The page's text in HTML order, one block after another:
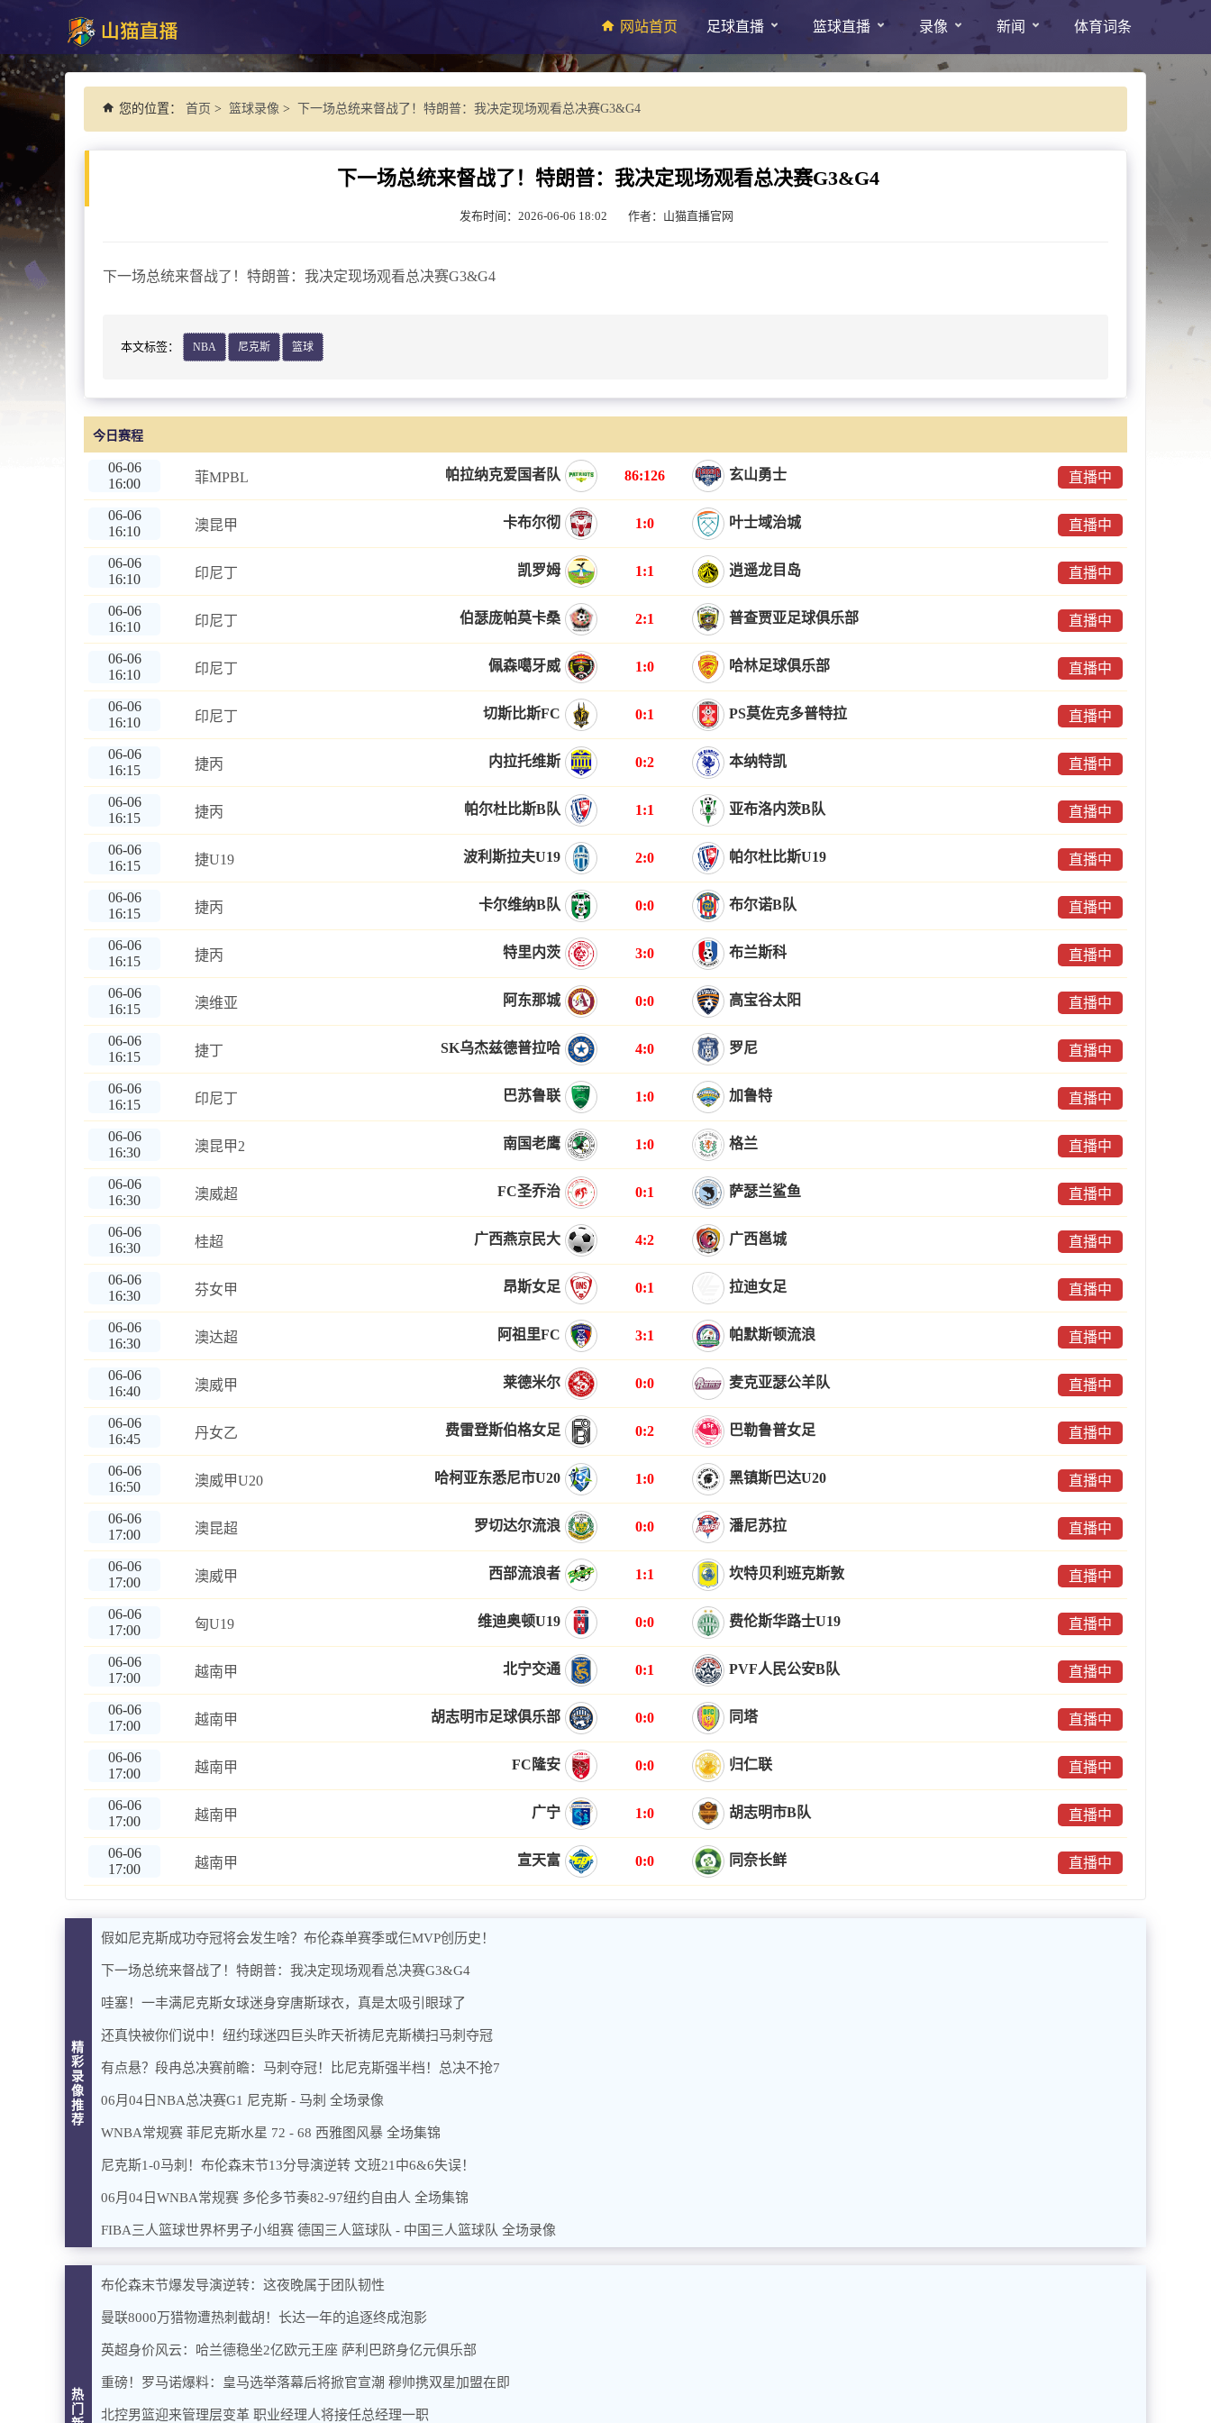
网站首页 足球直播 篮球直播 录像 新闻 体育词条
您的位置： 首页 > 篮球录像 > 下一场总统来督战了！特朗普：我决定现场观看总决赛G3&G4
下一场总统来督战了！特朗普：我决定现场观看总决赛G3&G4
发布时间：2026-06-06 18:02 作者：山猫直播官网
下一场总统来督战了！特朗普：我决定现场观看总决赛G3&G4
本文标签： NBA 尼克斯 篮球
今日赛程
06-06
16:00
菲MPBL 帕拉纳克爱国者队 86:126 玄山勇士 直播中
06-06
16:10
澳昆甲 卡布尔彻 1:0 叶士域治城 直播中
06-06
16:10
印尼丁 凯罗姆 1:1 逍遥龙目岛 直播中
06-06
16:10
印尼丁 伯瑟庞帕莫卡桑 2:1 普查贾亚足球俱乐部 直播中
06-06
16:10
印尼丁 佩森噶牙威 1:0 哈林足球俱乐部 直播中
06-06
16:10
印尼丁 切斯比斯FC 0:1 PS莫佐克多普特拉 直播中
06-06
16:15
捷丙 内拉托维斯 0:2 本纳特凯 直播中
06-06
16:15
捷丙 帕尔杜比斯B队 1:1 亚布洛内茨B队 直播中
06-06
16:15
捷U19 波利斯拉夫U19 2:0 帕尔杜比斯U19 直播中
06-06
16:15
捷丙 卡尔维纳B队 0:0 布尔诺B队 直播中
06-06
16:15
捷丙 特里内茨 3:0 布兰斯科 直播中
06-06
16:15
澳维亚 阿东那城 0:0 高宝谷太阳 直播中
06-06
16:15
捷丁 SK乌杰兹德普拉哈 4:0 罗尼 直播中
06-06
16:15
印尼丁 巴苏鲁联 1:0 加鲁特 直播中
06-06
16:30
澳昆甲2 南国老鹰 1:0 格兰 直播中
06-06
16:30
澳威超 FC圣乔治 0:1 萨瑟兰鲨鱼 直播中
06-06
16:30
桂超 广西燕京民大 4:2 广西邕城 直播中
06-06
16:30
芬女甲 昂斯女足 0:1 拉迪女足 直播中
06-06
16:30
澳达超 阿祖里FC 3:1 帕默斯顿流浪 直播中
06-06
16:40
澳威甲 莱德米尔 0:0 麦克亚瑟公羊队 直播中
06-06
16:45
丹女乙 费雷登斯伯格女足 0:2 巴勒鲁普女足 直播中
06-06
16:50
澳威甲U20 哈柯亚东悉尼市U20 1:0 黑镇斯巴达U20 直播中
06-06
17:00
澳昆超 罗切达尔流浪 0:0 潘尼苏拉 直播中
06-06
17:00
澳威甲 西部流浪者 1:1 坎特贝利班克斯敦 直播中
06-06
17:00
匈U19 维迪奥顿U19 0:0 费伦斯华路士U19 直播中
06-06
17:00
越南甲 北宁交通 0:1 PVF人民公安B队 直播中
06-06
17:00
越南甲 胡志明市足球俱乐部 0:0 同塔 直播中
06-06
17:00
越南甲 FC隆安 0:0 归仁联 直播中
06-06
17:00
越南甲 广宁 1:0 胡志明市B队 直播中
06-06
17:00
越南甲 宣天富 0:0 同奈长鲜 直播中
精
彩
录
像
推
荐
假如尼克斯成功夺冠将会发生啥？布伦森单赛季或仨MVP创历史！
下一场总统来督战了！特朗普：我决定现场观看总决赛G3&G4
哇塞！一丰满尼克斯女球迷身穿唐斯球衣，真是太吸引眼球了
还真快被你们说中！纽约球迷四巨头昨天祈祷尼克斯横扫马刺夺冠
有点悬？段冉总决赛前瞻：马刺夺冠！比尼克斯强半档！总决不抢7
06月04日NBA总决赛G1 尼克斯 - 马刺 全场录像
WNBA常规赛 菲尼克斯水星 72 - 68 西雅图风暴 全场集锦
尼克斯1-0马刺！布伦森末节13分导演逆转 文班21中6&6失误！
06月04日WNBA常规赛 多伦多节奏82-97纽约自由人 全场集锦
FIBA三人篮球世界杯男子小组赛 德国三人篮球队 - 中国三人篮球队 全场录像
热
门
布伦森末节爆发导演逆转：这夜晚属于团队韧性
曼联8000万猎物遭热刺截胡！长达一年的追逐终成泡影
英超身价风云：哈兰德稳坐2亿欧元王座 萨利巴跻身亿元俱乐部
重磅！罗马诺爆料：皇马选举落幕后将掀官宣潮 穆帅携双星加盟在即
北控男篮迎来管理层变革 职业经理人将接任总经理一职